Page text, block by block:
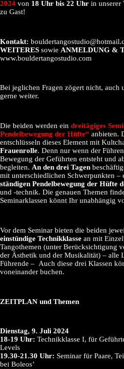
2024 von 18 Uhr bis 22 Uhr in unserer
zu Gast!
Kontakt:
WEITERES sowie ANMELDUNG &
www.bouldertangostudio.com
Bei jeglichen Fragen zögert nicht, auch
gerne weiter.
Die beiden werden ein dreitägiges
Pendelbewegung der Hüfte“ anbieten.
entschlüsseln dieses Element mit
Frauenrolle. Denn nur wenn der
Bewegung der Geführten entsteht und
begleiten. An den drei Tagen
mit unterschiedlichen Schwerpunkten –
ständigen Pendelbewegung der Hüfte
und -technik. Die genauen Themen
Seminarklassen könnt Ihr unabhängig
Vor dem Seminar bieten die beiden
einstündige Technikklasse an mit
Tangothemen (unter Berücksichtigung
der Ästhetik und der Musikalität) – alle
Führende – Auch diese drei Klassen
voneinander buchen.
ZEITPLAN und Themen
Dienstag, 9. Juli 2024
18-19 Uhr: Technikklasse I, für
Levels
19.30-21.30 Uhr: Seminar für Paare,
bei Boleos’